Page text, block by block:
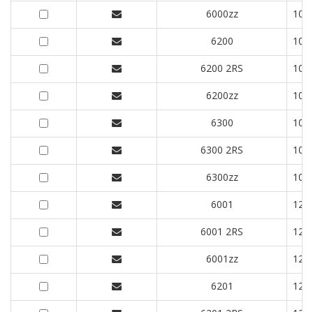
6000zz
6200
6200 2RS
6200zz
6300
6300 2RS
6300zz
6001
6001 2RS
6001zz
6201